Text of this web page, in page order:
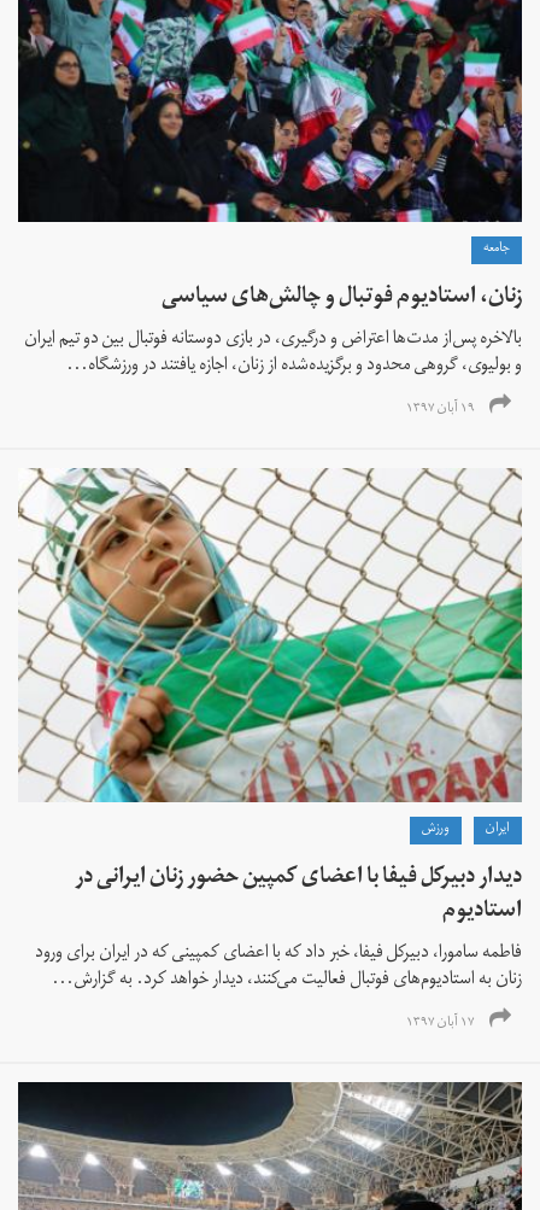
جامعه
زنان، استادیوم فوتبال و چالش‌های سیاسی
بالاخره پس‌از مدت‌ها اعتراض و درگیری، در بازی دوستانه فوتبال بین دو تیم ایران
و بولیوی، گروهی محدود و برگزیده‌شده از زنان، اجازه یافتند در ورزشگاه...
۱۹ آبان ۱۳۹۷
ايران ورزش
دیدار دبیرکل فیفا با اعضای کمپین حضور زنان ایرانی در
استادیوم
فاطمه سامورا، دبیرکل فیفا، خبر داد که با اعضای کمپینی که در ایران برای ورود
زنان به استادیوم‌های فوتبال فعالیت می‌کنند، دیدار خواهد کرد. به گزارش...
۱۷ آبان ۱۳۹۷